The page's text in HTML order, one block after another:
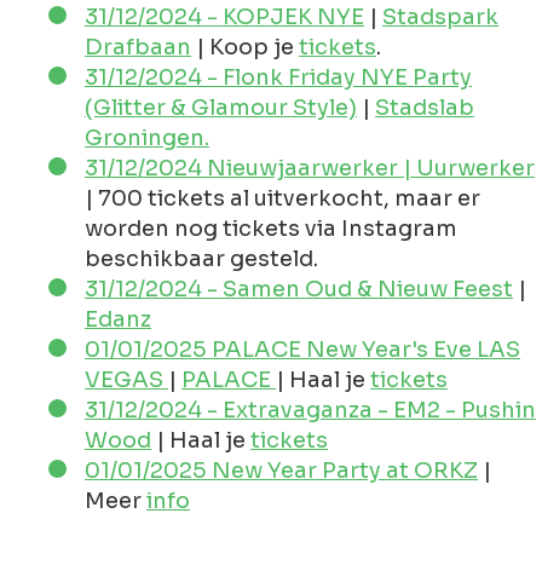
31/12/2024 - KOPJEK NYE | Stadspark
Drafbaan | Koop je tickets.
31/12/2024 - Flonk Friday NYE Party
(Glitter & Glamour Style) | Stadslab
Groningen.
31/12/2024 Nieuwjaarwerker | Uurwerker
| 700 tickets al uitverkocht, maar er
worden nog tickets via Instagram
beschikbaar gesteld.
31/12/2024 - Samen Oud & Nieuw Feest |
Edanz
01/01/2025 PALACE New Year's Eve LAS
VEGAS | PALACE | Haal je tickets
31/12/2024 - Extravaganza - EM2 - Pushin
Wood | Haal je tickets
01/01/2025 New Year Party at ORKZ |
Meerinfo